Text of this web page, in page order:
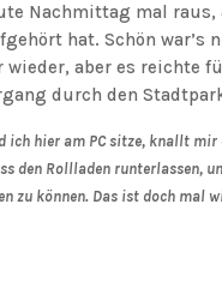
Nachmittag mal raus,
hat. Schön war’s
aber es reichte
durch den
ich hier am PC sitze, knallt mir
den Rollladen runterlassen,
zu können. Das ist doch mal